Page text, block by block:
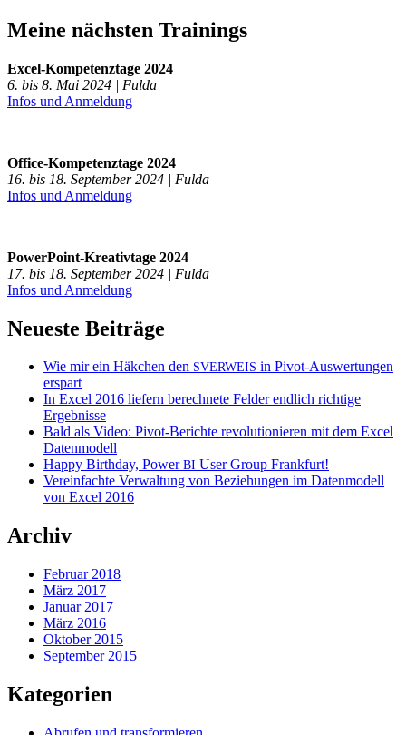
Meine nächsten Trainings
Excel-Kompetenztage 2024
6. bis 8. Mai 2024 | Fulda
Infos und Anmeldung
Office-Kompetenztage 2024
16. bis 18. September 2024 | Fulda
Infos und Anmeldung
PowerPoint-Kreativtage 2024
17. bis 18. September 2024 | Fulda
Infos und Anmeldung
Neueste Beiträge
Wie mir ein Häkchen den SVERWEIS in Pivot-Auswertungen
erspart
In Excel 2016 liefern berechnete Felder endlich richtige
Ergebnisse
Bald als Video: Pivot-Berichte revolutionieren mit dem Excel
Datenmodell
Happy Birthday, PowerBI User Group Frankfurt!
Vereinfachte Verwaltung von Beziehungen im Datenmodell
von Excel 2016
Archiv
Februar 2018
März 2017
Januar 2017
März 2016
Oktober 2015
September 2015
Kategorien